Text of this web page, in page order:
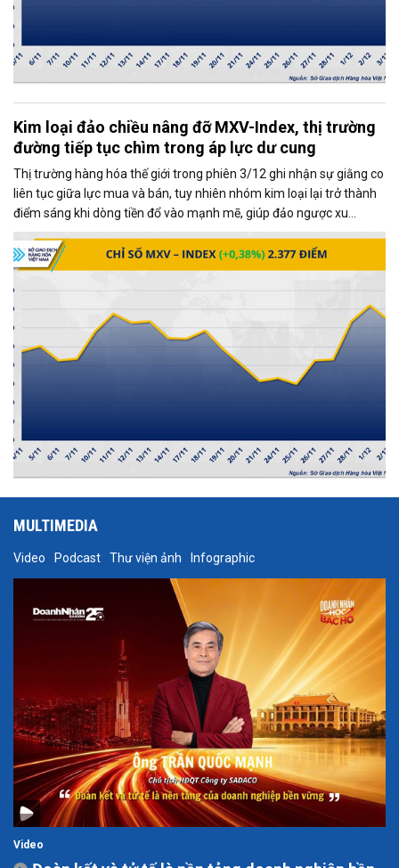
Kim loại đảo chiều nâng đỡ MXV-Index, thị trường
đường tiếp tục chìm trong áp lực dư cung
Thị trường hàng hóa thế giới trong phiên 3/12 ghi nhận sự giằng co
liên tục giữa lực mua và bán, tuy nhiên nhóm kim loại lại trở thành
điểm sáng khi dòng tiền đổ vào mạnh mẽ, giúp đảo ngược xu
hướng và kéo MXV-Index tăng gần 0,4%, đạt 2.377 điểm tại thời
điểm đóng cửa.
MULTIMEDIA
Video Podcast Thư viện ảnh Infographic
Video